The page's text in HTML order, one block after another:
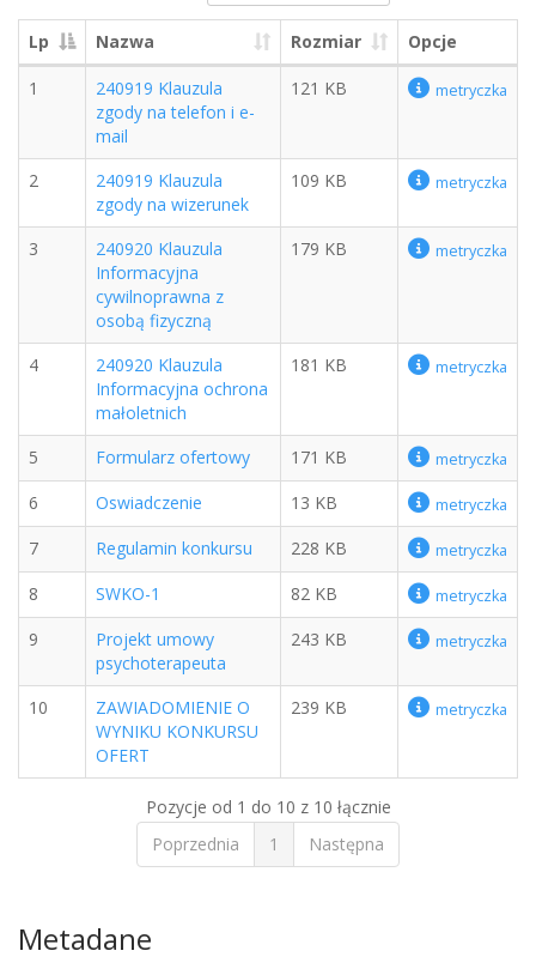
Lp Nazwa Rozmiar Opcje
1
240919 Klauzula
zgody na telefon i e-
mail
121 KB metryczka
2
240919 Klauzula
zgody na wizerunek
109 KB metryczka
3
240920 Klauzula
Informacyjna
cywilnoprawna z
osobą fizyczną
179 KB metryczka
4
240920 Klauzula
Informacyjna ochrona
małoletnich
181 KB metryczka
5 Formularz ofertowy 171 KB metryczka
6 Oswiadczenie 13 KB metryczka
7 Regulamin konkursu 228 KB metryczka
8 SWKO-1 82 KB metryczka
9
Projekt umowy
psychoterapeuta
243 KB metryczka
10
ZAWIADOMIENIE O
WYNIKU KONKURSU
OFERT
239 KB metryczka
Pozycje od 1 do 10 z 10 łącznie
Poprzednia
1 Następna
Metadane